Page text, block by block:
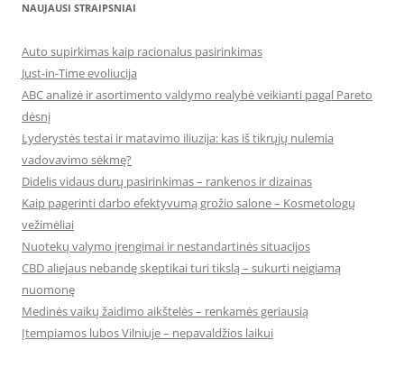
NAUJAUSI STRAIPSNIAI
Auto supirkimas kaip racionalus pasirinkimas
Just-in-Time evoliucija
ABC analizė ir asortimento valdymo realybė veikianti pagal Pareto
dėsnį
Lyderystės testai ir matavimo iliuzija: kas iš tikrųjų nulemia
vadovavimo sėkmę?
Didelis vidaus durų pasirinkimas – rankenos ir dizainas
Kaip pagerinti darbo efektyvumą grožio salone – Kosmetologų
vežimėliai
Nuotekų valymo įrengimai ir nestandartinės situacijos
CBD aliejaus nebandę skeptikai turi tikslą – sukurti neigiamą
nuomonę
Medinės vaikų žaidimo aikštelės – renkamės geriausią
Įtempiamos lubos Vilniuje – nepavaldžios laikui